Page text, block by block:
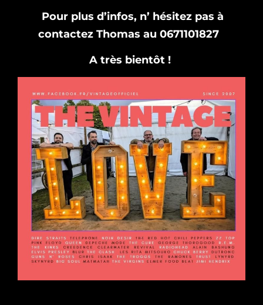
Pour plus d’infos, n’ hésitez pas à
contactez Thomas au 0671101827
A très bientôt !